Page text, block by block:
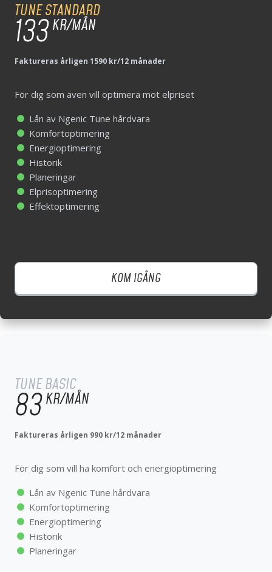
99 KR/MÅN
För dig som vill ha komfort och energioptimering
Energioptimering
Historik
Planeringar
TUNE STANDARD
159
Lån av Ngenic Tune hårdvara
Komfortoptimering
Energioptimering
Historik
Planeringar
Elprisoptimering
Effektoptimering
KOM IGÅNG
TUNE BASIC
83KR/MÅN
Faktureras årligen 990 kr/12 månader
För dig som vill ha komfort och energioptimering
Lån av Ngenic Tune hårdvara
Komfortoptimering
Energioptimering
Historik
Planeringar
TUNE STANDARD
133KR/MÅN
Faktureras årligen 1590 kr/12 månader
För dig som även vill optimera mot elpriset
Lån av Ngenic Tune hårdvara
Komfortoptimering
Energioptimering
Historik
Planeringar
Elprisoptimering
Effektoptimering
KOM IGÅNG